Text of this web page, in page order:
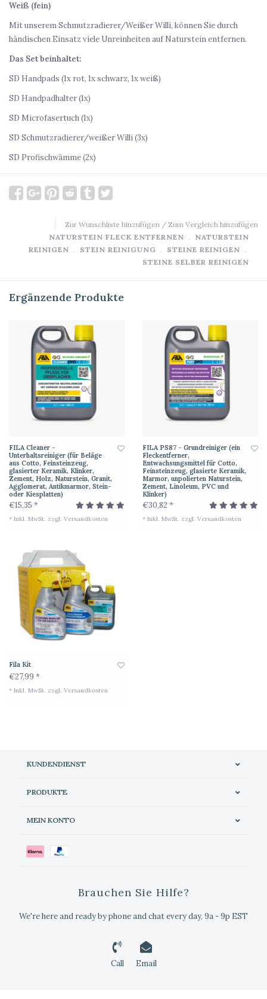
Weiß (fein)
Mit unserem Schmutzradierer/Weißer Willi, können Sie durch
händischen Einsatz viele Unreinheiten auf Naturstein entfernen.
Das Set beinhaltet:
SD Handpads (1x rot, 1x schwarz, 1x weiß)
SD Handpadhalter (1x)
SD Microfasertuch (1x)
SD Schmutzradierer/weißer Willi (3x)
SD Profischwämme (2x)
Zur Wunschliste hinzufügen / Zum Vergleich hinzufügen
NATURSTEIN FLECK ENTFERNEN ﹒ NATURSTEIN
REINIGEN ﹒ STEIN REINIGUNG ﹒ STEINE REINIGEN ﹒
STEINE SELBER REINIGEN
Ergänzende Produkte
FILA Cleaner -
Unterhaltsreiniger (für Beläge
aus Cotto, Feinsteinzeug,
glasierter Keramik, Klinker,
Zement, Holz, Naturstein, Granit,
Agglomerat, Antikmarmor, Stein-
oder Kiesplatten)
€15,35 *
* Inkl. MwSt. zzgl. Versandkosten
FILA PS87 - Grundreiniger (ein
Fleckentferner,
Entwachsungsmittel für Cotto,
Feinsteinzeug, glasierte Keramik,
Marmor, unpolierten Naturstein,
Zement, Linoleum, PVC und
Klinker)
€30,82 *
* Inkl. MwSt. zzgl. Versandkosten
Fila Kit
€27,99 *
* Inkl. MwSt. zzgl. Versandkosten
KUNDENDIENST
PRODUKTE
MEIN KONTO
Brauchen Sie Hilfe?
We're here and ready by phone and chat every day, 9a - 9p EST
Call Email